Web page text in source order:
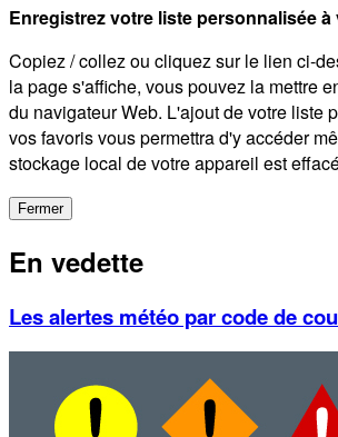
Enregistrez votre liste personnalisée
Copiez / collez ou cliquez sur le lien ci-
la page s'affiche, vous pouvez la mettre
du navigateur Web. L'ajout de votre liste
vos favoris vous permettra d'y accéder
stockage local de votre appareil est
Fermer
En vedette
Les alertes météo par code de